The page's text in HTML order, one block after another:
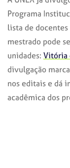
Programa
lista de
mestrado pode
unidades: Vitória
divulgação
nos editais e dá
acadêmica dos